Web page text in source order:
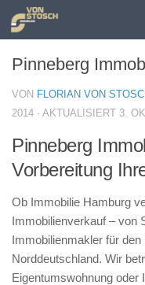
Zum Inhalt springen
Pinneberg
VON FLORIAN VON
2014 · AKTUALISIERT 3.
Pinneberg
Vorbereitung
Ob Immobilie Hamburg
Immobilienverkauf – von
Immobilienmakler für
Norddeutschland. Wir
Eigentumswohnung oder